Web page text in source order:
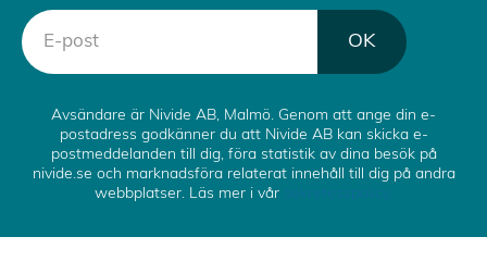
OK
Avsändare är Nivide AB, Malmö. Genom att ange din e-
postadress godkänner du att Nivide AB kan skicka e-
postmeddelanden till dig, föra statistik av dina besök på
nivide.se och marknadsföra relaterat innehåll till dig på andra
webbplatser. Läs mer i vår